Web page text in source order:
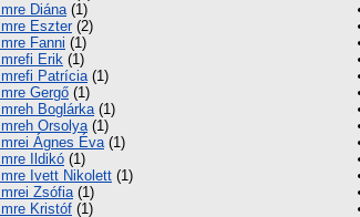
Imre Diána(1)
Imre Eszter(2)
Imre Fanni (1)
Imrefi Erik (1)
Imrefi Patrícia(1)
Imre Gergő (1)
Imreh Boglárka(1)
Imreh Orsolya(1)
Imrei Ágnes Éva(1)
Imre Ildikó (1)
Imre Ivett Nikolett (1)
Imrei Zsófia(1)
Imre Kristóf (1)